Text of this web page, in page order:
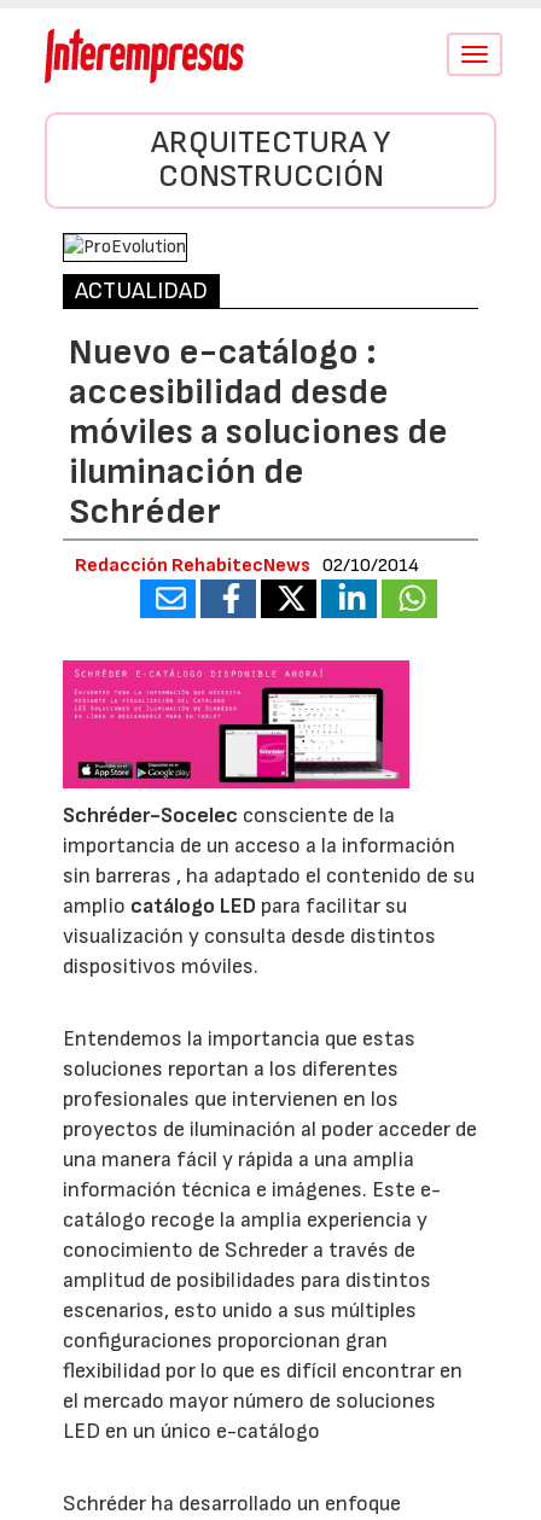
Conmutar
ARQUITECTURA Y
CONSTRUCCIÓN
ACTUALIDAD
Nuevo e-catálogo :
accesibilidad desde
móviles a soluciones de
iluminación de
Schréder
Redacción RehabitecNews 02/10/2014
Schréder-Socelec consciente de la
importancia de un acceso a la información
sin barreras , ha adaptado el contenido de su
amplio catálogo LED para facilitar su
visualización y consulta desde distintos
dispositivos móviles.
Entendemos la importancia que estas
soluciones reportan a los diferentes
profesionales que intervienen en los
proyectos de iluminación al poder acceder de
una manera fácil y rápida a una amplia
información técnica e imágenes. Este e-
catálogo recoge la amplia experiencia y
conocimiento de Schreder a través de
amplitud de posibilidades para distintos
escenarios, esto unido a sus múltiples
configuraciones proporcionan gran
flexibilidad por lo que es difícil encontrar en
el mercado mayor número de soluciones
LED en un único e-catálogo
Schréder ha desarrollado un enfoque